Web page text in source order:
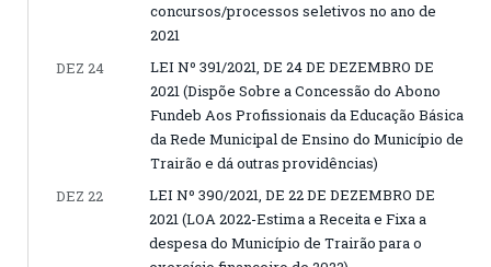
concursos/processos seletivos no ano de
2021
DEZ 24
LEI Nº 391/2021, DE 24 DE DEZEMBRO DE
2021 (Dispõe Sobre a Concessão do Abono
Fundeb Aos Profissionais da Educação Básica
da Rede Municipal de Ensino do Município de
Trairão e dá outras providências)
DEZ 22
LEI Nº 390/2021, DE 22 DE DEZEMBRO DE
2021 (LOA 2022-Estima a Receita e Fixa a
despesa do Município de Trairão para o